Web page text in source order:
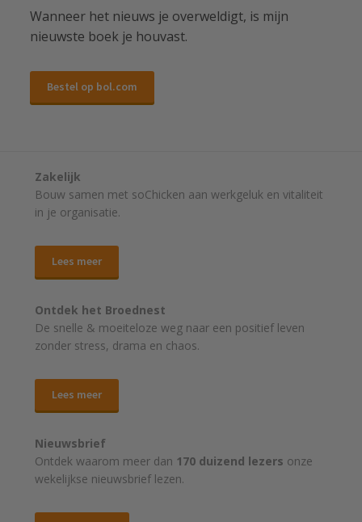
Wanneer het nieuws je overweldigt, is mijn
nieuwste boek je houvast.
Bestel op bol.com
Zakelijk
Bouw samen met soChicken aan werkgeluk en vitaliteit
in je organisatie.
Lees meer
Ontdek het Broednest
De snelle & moeiteloze weg naar een positief leven
zonder stress, drama en chaos.
Lees meer
Nieuwsbrief
Ontdek waarom meer dan 170 duizend lezers onze
wekelijkse nieuwsbrief lezen.